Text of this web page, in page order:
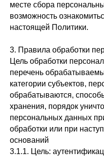
месте сбора
возможность
настоящей Политики.
3. Правила обработки
Цель обработки
перечень
категории субъектов,
обрабатываются,
хранения, порядок
персональных данных
обработки или при
оснований
3.1.1. Цель: